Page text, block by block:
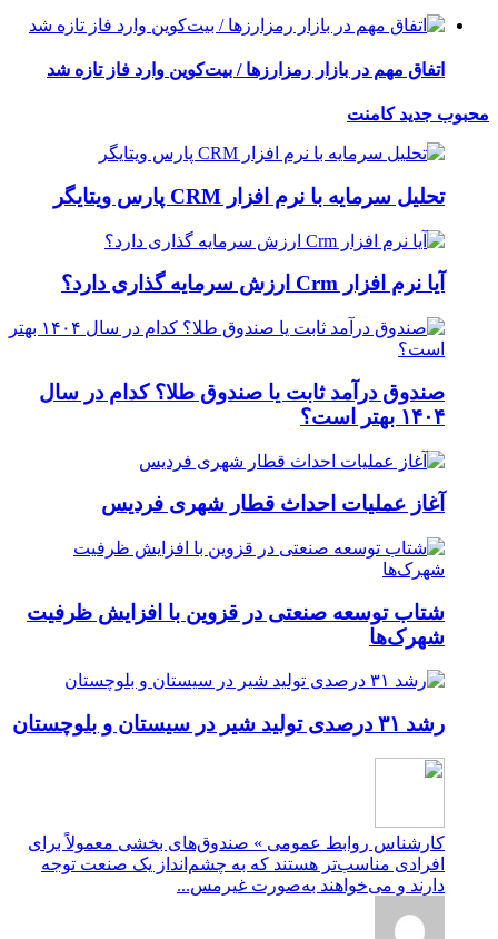
اتفاق مهم در بازار رمزارزها / بیت‌کوین وارد فاز تازه شد
محبوب جدیدکامنت
تحلیل سرمایه با نرم افزار CRM پارس ویتایگر
آیا نرم افزار Crm ارزش سرمایه گذاری دارد؟
صندوق درآمد ثابت یا صندوق طلا؟ کدام در سال
۱۴۰۴ بهتر است؟
آغاز عملیات احداث قطار شهری فردیس
شتاب توسعه صنعتی در قزوین با افزایش ظرفیت
شهرک‌ها
رشد ۳۱ درصدی تولید شیر در سیستان و بلوچستان
کارشناس روابط عمومی » صندوق‌های بخشی معمولاً برای
افرادی مناسب‌تر هستند که به چشم‌انداز یک صنعت توجه
دارند و می‌خواهند به‌صورت غیرمس...